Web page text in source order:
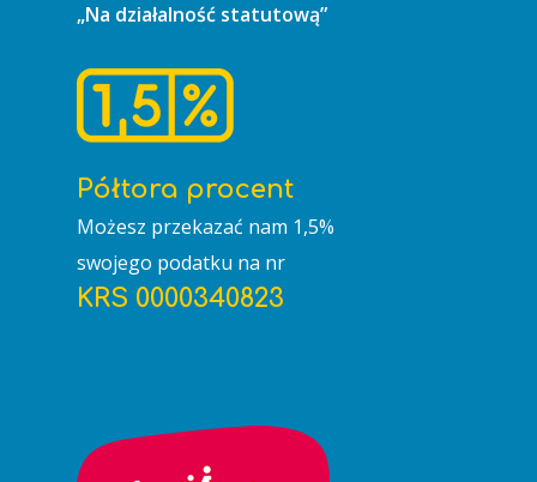
„Na działalność statutową”
Półtora procent
Możesz przekazać nam 1,5%
swojego podatku na nr
KRS 0000340823